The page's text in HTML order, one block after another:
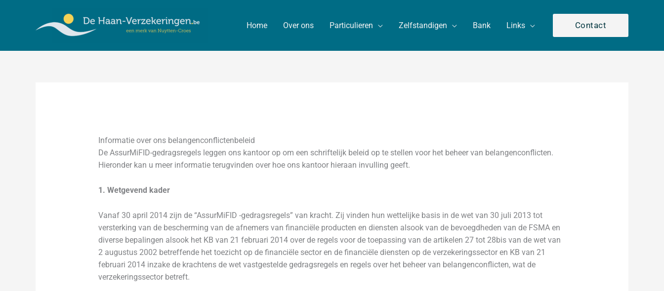
Home Over ons Particulieren Zelfstandigen Bank Links Contact
Informatie over ons belangenconflictenbeleid
De AssurMiFID-gedragsregels leggen ons kantoor op om een schriftelijk beleid op te stellen voor het beheer van belangenconflicten.
Hieronder kan u meer informatie terugvinden over hoe ons kantoor hieraan invulling geeft.
1. Wetgevend kader
Vanaf 30 april 2014 zijn de “AssurMiFID -gedragsregels” van kracht. Zij vinden hun wettelijke basis in de wet van 30 juli 2013 tot
versterking van de bescherming van de afnemers van financiële producten en diensten alsook van de bevoegdheden van de FSMA en
diverse bepalingen alsook het KB van 21 februari 2014 over de regels voor de toepassing van de artikelen 27 tot 28bis van de wet van
2 augustus 2002 betreffende het toezicht op de financiële sector en de financiële diensten op de verzekeringssector en KB van 21
februari 2014 inzake de krachtens de wet vastgestelde gedragsregels en regels over het beheer van belangenconflicten, wat de
verzekeringssector betreft.